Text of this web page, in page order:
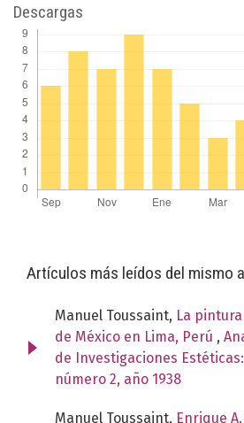
Descargas
Artículos más leídos del mismo
Manuel Toussaint, La
de México en Lima, Perú ,
de Investigaciones
número 2, año 1938
Manuel Toussaint, Enrique